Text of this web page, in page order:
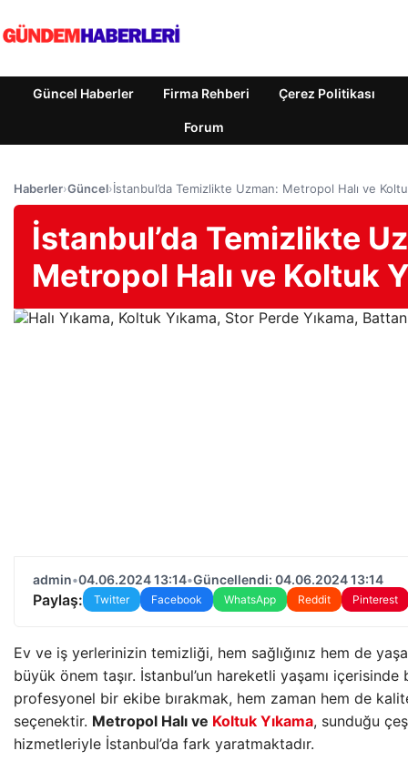
Güncel Haberler Firma Rehberi Çerez Politikası
Forum
Haberler›Güncel›İstanbul’da Temizlikte Uzman: Metropol Halı ve
İstanbul’da Temizlikte
Metropol Halı ve Koltuk
admin•04.06.2024 13:14•Güncellendi: 04.06.2024 13:14
Paylaş: Twitter Facebook WhatsApp Reddit Pinterest
Ev ve iş yerlerinizin temizliği, hem sağlığınız hem de
büyük önem taşır. İstanbul’un hareketli yaşamı
profesyonel bir ekibe bırakmak, hem zaman hem de
seçenektir. Metropol Halı ve Koltuk Yıkama, sunduğu
hizmetleriyle İstanbul’da fark yaratmaktadır.